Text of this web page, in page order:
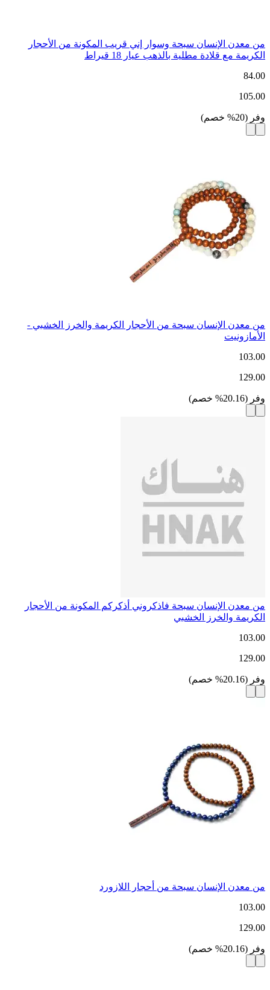
من معدن الإنسان سبحة وسوار إني قريب المكونة من الأحجار
الكريمة مع قلادة مطلية بالذهب عيار 18 قيراط
84.00
105.00
وفر (
20
% خصم)
من معدن الإنسان سبحة من الأحجار الكريمة والخرز الخشبي -
الأمازونيت
103.00
129.00
وفر (
20.16
% خصم)
من معدن الإنسان سبحة فاذكروني أذكركم المكونة من الأحجار
الكريمة والخرز الخشبي
103.00
129.00
وفر (
20.16
% خصم)
من معدن الإنسان سبحة من أحجار اللازورد
103.00
129.00
وفر (
20.16
% خصم)